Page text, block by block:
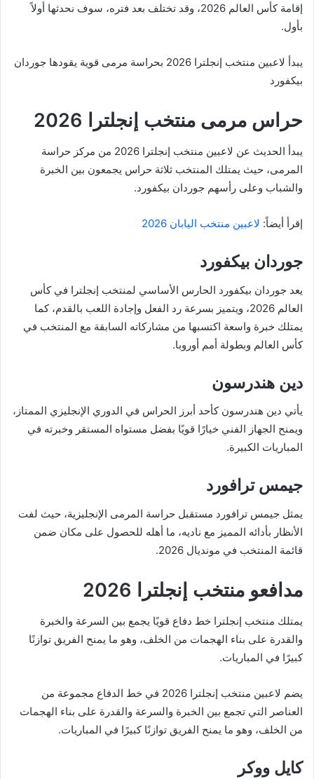
إقامة كأس العالم 2026، وقد تختلف بعد فتره، سوف نحدثها أولاً
بأول.
يبدأ لاعبين منتخب إنجلترا 2026 بحراسة مرمى قوية يقودها جوردان
بيكفورد
حراس مرمى منتخب إنجلترا 2026
يبدأ الحديث عن لاعبين منتخب إنجلترا 2026 من مركز حراسة
المرمى، حيث يمتلك المنتخب ثلاثة حراس يجمعون بين الخبرة
والشباب وعلى رأسهم جوردان بيكفورد.
إقرأ أيضاً: لاعبين منتخب اليابان 2026
جوردان بيكفورد
يعد جوردان بيكفورد الحارس الأساسي لمنتخب إنجلترا في كأس
العالم 2026، ويتميز بسرعة رد الفعل وإجادة اللعب بالقدم، كما
يمتلك خبرة واسعة اكتسبها من مشاركاته السابقة مع المنتخب في
كأس العالم وبطولة أمم أوروبا.
دين هندرسون
يأتي دين هندرسون كأحد أبرز الحراس في الدوري الإنجليزي الممتاز،
ويمنح الجهاز الفني خيارًا قويًا بفضل مستواه المستقر وخبرته في
المباريات الكبيرة.
جيمس ترافورد
يمثل جيمس ترافورد مستقبل حراسة المرمى الإنجليزية، حيث لفت
الأنظار بأدائه المميز مع ناديه، ما أهله للحصول على مكان ضمن
قائمة المنتخب في مونديال 2026.
مدافعو منتخب إنجلترا 2026
يمتلك منتخب إنجلترا خط دفاع قويًا يجمع بين السرعة والخبرة
والقدرة على بناء الهجمات من الخلف، وهو ما يمنح الفريق توازنًا
كبيرًا في المباريات.
يضم لاعبين منتخب إنجلترا 2026 في خط الدفاع مجموعة من
العناصر التي تجمع بين الخبرة والسرعة والقدرة على بناء الهجمات
من الخلف، وهو ما يمنح الفريق توازنًا كبيرًا في المباريات.
كايل ووكر